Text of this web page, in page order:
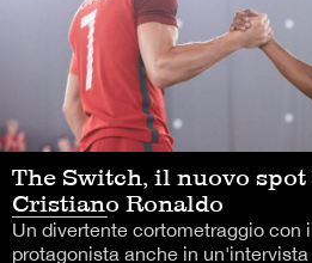
The Switch, il nuovo
Cristiano Ronaldo
Un divertente cortometraggio con
protagonista anche in